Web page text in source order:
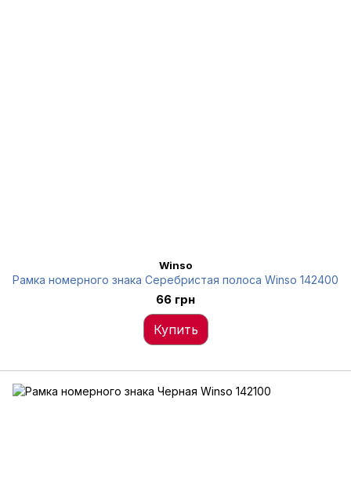
Winso
Рамка номерного знака Серебристая полоса Winso 142400
66 грн
Купить